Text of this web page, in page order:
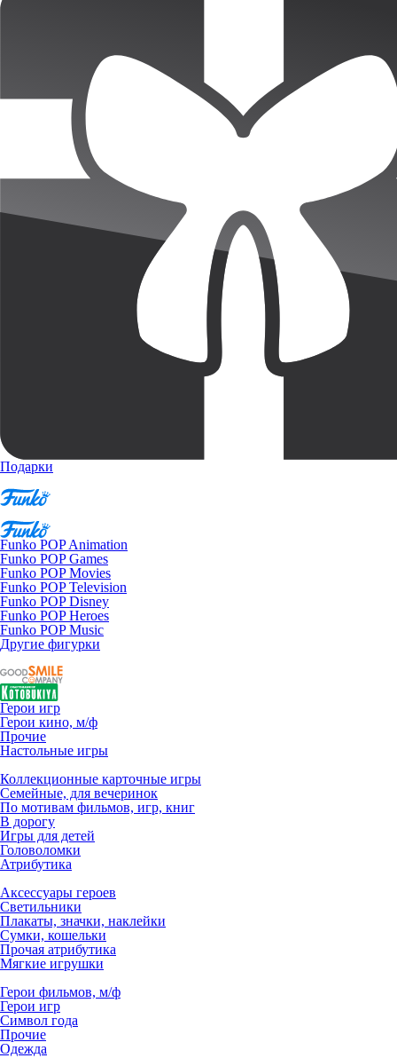
Подарки
Funko POP Animation
Funko POP Games
Funko POP Movies
Funko POP Television
Funko POP Disney
Funko POP Heroes
Funko POP Music
Другие фигурки
Герои игр
Герои кино, м/ф
Прочие
Настольные игры
Коллекционные карточные игры
Семейные, для вечеринок
По мотивам фильмов, игр, книг
В дорогу
Игры для детей
Головоломки
Атрибутика
Аксессуары героев
Светильники
Плакаты, значки, наклейки
Сумки, кошельки
Прочая атрибутика
Мягкие игрушки
Герои фильмов, м/ф
Герои игр
Символ года
Прочие
Одежда